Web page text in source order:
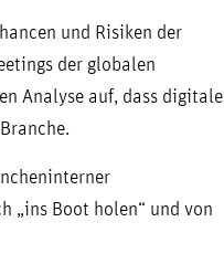
und Risiken der
der globalen
Analyse auf, dass digitale
„ins Boot holen“ und von